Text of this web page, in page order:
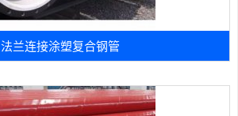
法兰连接涂塑复合钢管